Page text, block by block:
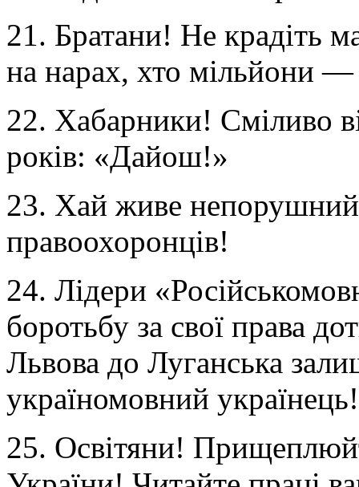
21. Братани! Не крадіть
на нарах, хто мільйони
22. Хабарники! Сміливо
років: «Дайош!»
23. Хай живе непорушний
правоохоронців!
24. Лідери
боротьбу за свої права
Львова до Луганська
україномовний українець!
25. Освітяни!